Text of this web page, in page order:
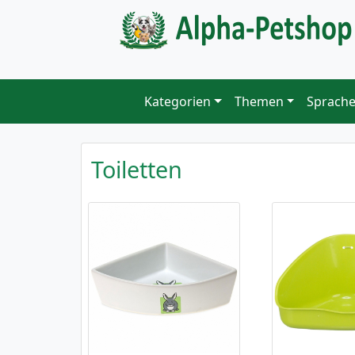
Kategorien Themen
Toiletten